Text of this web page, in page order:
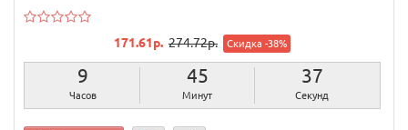
171.61р. 274.72р. Скидка -38%
9
Часов
45
Минут
36
Секунд